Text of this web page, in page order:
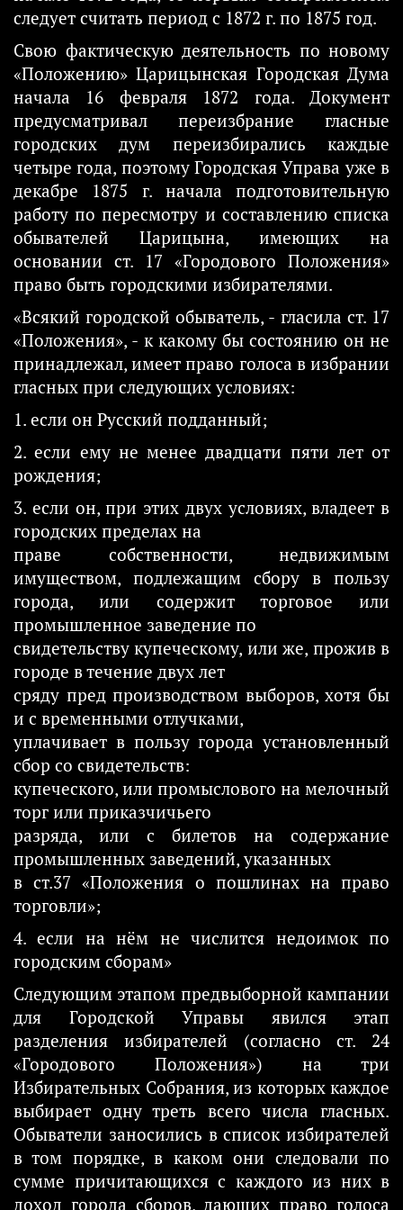
следует считать период с 1872 г. по 1875 год.
Свою фактическую деятельность по новому
«Положению» Царицынская Городская Дума
начала 16 февраля 1872 года. Документ
предусматривал переизбрание гласные
городских дум переизбирались каждые
четыре года, поэтому Городская Управа уже в
декабре 1875 г. начала подготовительную
работу по пересмотру и составлению списка
обывателей Царицына, имеющих на
основании ст. 17 «Городового Положения»
право быть городскими избирателями.
«Всякий городской обыватель, - гласила ст. 17
«Положения», - к какому бы состоянию он не
принадлежал, имеет право голоса в избрании
гласных при следующих условиях:
1. если он Русский подданный;
2. если ему не менее двадцати пяти лет от
рождения;
3. если он, при этих двух условиях, владеет в
городских пределах на
праве собственности, недвижимым
имуществом, подлежащим сбору в пользу
города, или содержит торговое или
промышленное заведение по
свидетельству купеческому, или же, прожив в
городе в течение двух лет
сряду пред производством выборов, хотя бы
и с временными отлучками,
уплачивает в пользу города установленный
сбор со свидетельств:
купеческого, или промыслового на мелочный
торг или приказчичьего
разряда, или с билетов на содержание
промышленных заведений, указанных
в ст.37 «Положения о пошлинах на право
торговли»;
4. если на нём не числится недоимок по
городским сборам»
Следующим этапом предвыборной кампании
для Городской Управы явился этап
разделения избирателей (согласно ст. 24
«Городового Положения») на три
Избирательных Собрания, из которых каждое
выбирает одну треть всего числа гласных.
Обыватели заносились в список избирателей
в том порядке, в каком они следовали по
сумме причитающихся с каждого из них в
доход города сборов, дающих право голоса